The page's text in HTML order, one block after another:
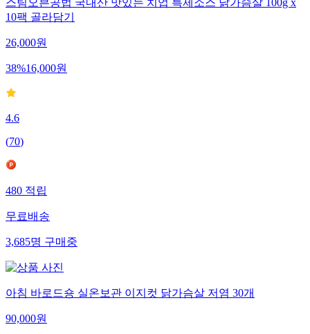
스팀오븐공법 국내산 맛있는 치업 특제소스 닭가슴살 100g x
10팩 골라담기
26,000원
38%16,000원
4.6
(70)
480적립
무료배송
3,685명구매중
아침 바로드숑 실온보관 이지컷 닭가슴살 저염 30개
90,000원